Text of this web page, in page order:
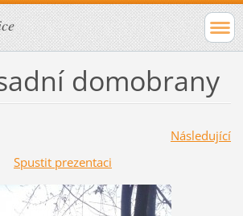
domobrany
Následující
Spustit prezentaci